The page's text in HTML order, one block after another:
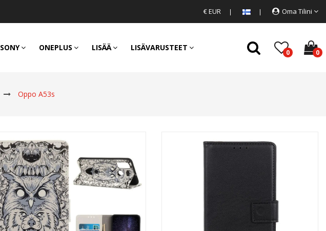
€ EUR Oma Tilini
SONY ONEPLUS LISÄÄ LISÄVARUSTEET
0 0
Oppo A53s